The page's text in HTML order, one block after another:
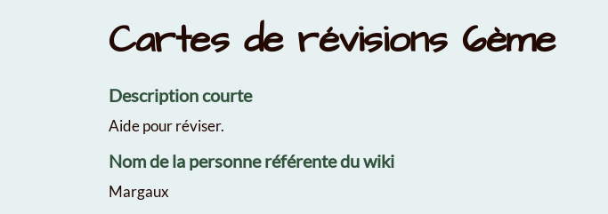
Cartes de révisions 6ème
Description courte
Aide pour réviser.
Nom de la personne référente du wiki
Margaux